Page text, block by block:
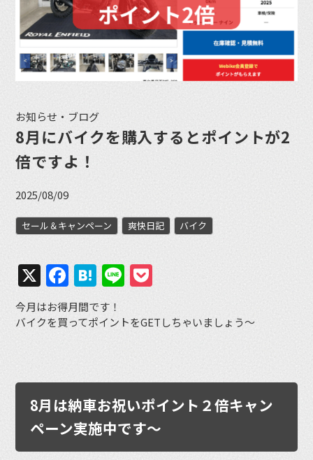
お知らせ・ブログ
8月にバイクを購入するとポイントが2
倍ですよ！
2025/08/09
セール＆キャンペーン 爽快日記 バイク
X Facebook
Hatena
Line
今月はお得月間です！
バイクを買ってポイントをGETしちゃいましょう〜
8月は納車お祝いポイント２倍キャン
ペーン実施中です〜